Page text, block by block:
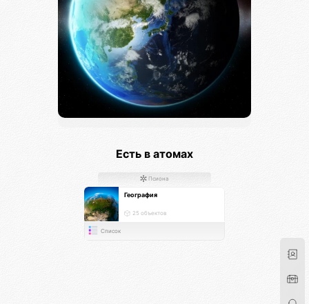
Есть в атомах
Псиона
География
25 объектов
Список